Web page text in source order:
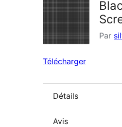
Par
Télécharger
Détails
Avis